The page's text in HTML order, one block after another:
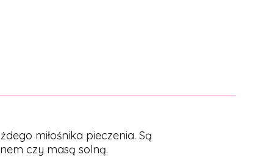
miłośnika pieczenia. Są
czy masą solną.